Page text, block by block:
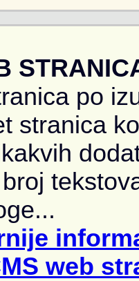
po
stranica
web